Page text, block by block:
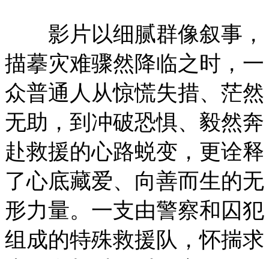
影片以细腻群像叙事，
描摹灾难骤然降临之时，一
众普通人从惊慌失措、茫然
无助，到冲破恐惧、毅然奔
赴救援的心路蜕变，更诠释
了心底藏爱、向善而生的无
形力量。一支由警察和囚犯
组成的特殊救援队，怀揣求